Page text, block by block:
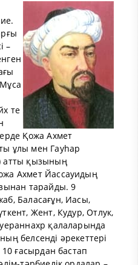
–
те
Қожа Ахмет
ұлы мен Гауhар
атты қызының
Ахмет Йассауидың
тарайды. 9
Баласағұн, Иасы,
Жент, Кудур, Отлук,
қалаларында
белсенді әрекеттері
ғасырдан бастап